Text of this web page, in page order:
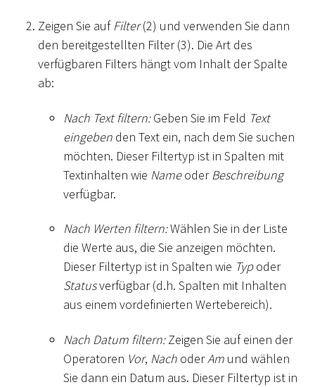
Zeigen Sie aufFilter(2) und verwenden Sie dann
den bereitgestellten Filter (3). Die Art des
verfügbaren Filters hängt vom Inhalt der Spalte
ab:
Nach Text filtern:Geben Sie im Feld Text
eingeben den Text ein, nach dem Sie suchen
möchten. Dieser Filtertyp ist in Spalten mit
Textinhalten wie NameoderBeschreibung
verfügbar.
Nach Werten filtern:Wählen Sie in der Liste
die Werte aus, die Sie anzeigen möchten.
Dieser Filtertyp ist in Spalten wie Typoder
Statusverfügbar (d.h. Spalten mit Inhalten
aus einem vordefinierten Wertebereich).
Nach Datum filtern:Zeigen Sie auf einen der
Operatoren Vor, Nach oderAm und wählen
Sie dann ein Datum aus. Dieser Filtertyp ist in